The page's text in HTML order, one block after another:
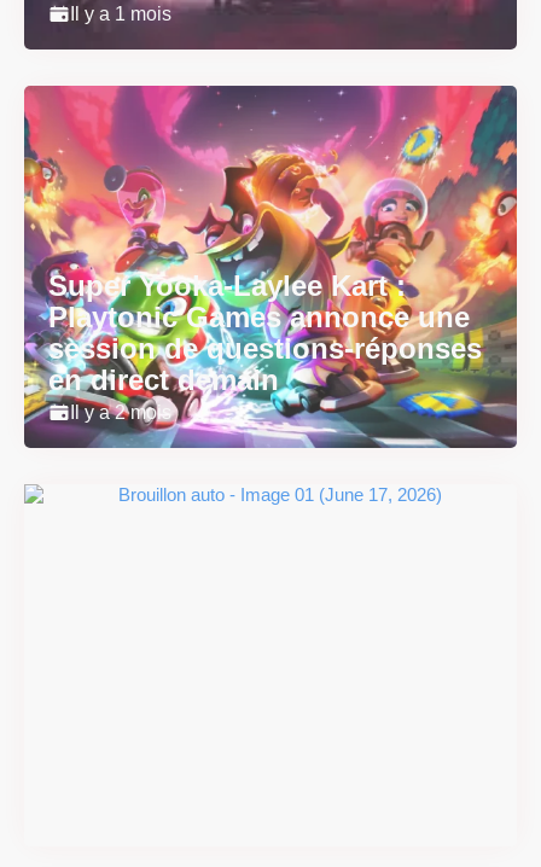
Il y a 1 mois
Super Yooka-Laylee Kart :
Playtonic Games annonce une
session de questions-réponses
en direct demain
Il y a 2 mois